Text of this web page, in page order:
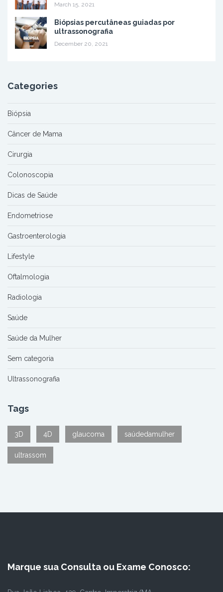
March 15, 2021
Biópsias percutâneas guiadas por
ultrassonografia
December 20, 2021
Categories
Biópsia
Câncer de Mama
Cirurgia
Colonoscopia
Dicas de Saúde
Endometriose
Gastroenterologia
Lifestyle
Oftalmologia
Radiologia
Saúde
Saúde da Mulher
Sem categoria
Ultrassonografia
Tags
3D 4D glaucoma saúdedamulher
ultrassom
Marque sua Consulta ou Exame Conosco: